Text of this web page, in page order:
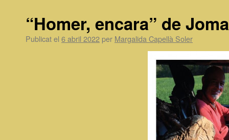
“Homer, encara” de Joma
Publicat el 6 abril 2022 per Margalida Capellà Soler